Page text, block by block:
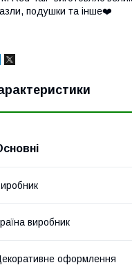
подушки та інше❤️
виробник
оформлення